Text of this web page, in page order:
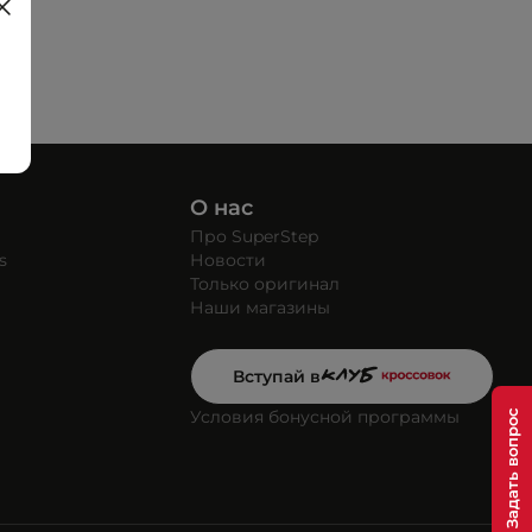
О нас
Про SuperStep
Новости
Только оригинал
Наши магазины
Вступай в
Условия бонусной программы